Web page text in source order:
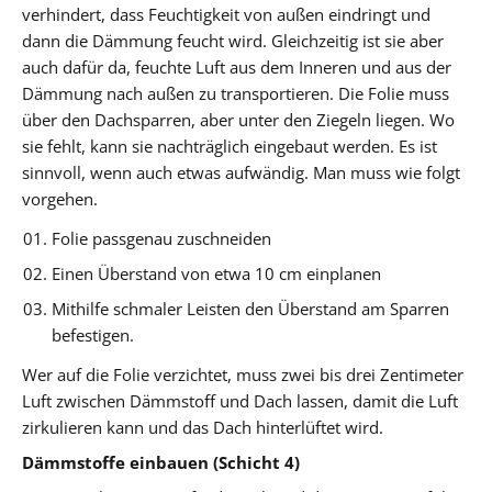
verhindert, dass Feuchtigkeit von außen eindringt und
dann die Dämmung feucht wird. Gleichzeitig ist sie aber
auch dafür da, feuchte Luft aus dem Inneren und aus der
Dämmung nach außen zu transportieren. Die Folie muss
über den Dachsparren, aber unter den Ziegeln liegen. Wo
sie fehlt, kann sie nachträglich eingebaut werden. Es ist
sinnvoll, wenn auch etwas aufwändig. Man muss wie folgt
vorgehen.
Folie passgenau zuschneiden
Einen Überstand von etwa 10 cm einplanen
Mithilfe schmaler Leisten den Überstand am Sparren
befestigen.
Wer auf die Folie verzichtet, muss zwei bis drei Zentimeter
Luft zwischen Dämmstoff und Dach lassen, damit die Luft
zirkulieren kann und das Dach hinterlüftet wird.
Dämmstoffe einbauen (Schicht 4)